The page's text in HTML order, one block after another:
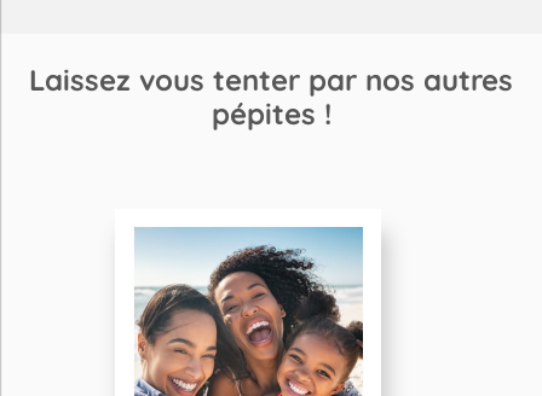
Laissez vous tenter par nos autres
pépites !